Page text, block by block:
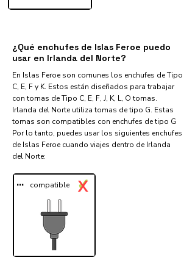
¿Qué enchufes de Islas Feroe puedo
usar en Irlanda del Norte?
En Islas Feroe son comunes los enchufes de Tipo
C, E, F y K. Estos están diseñados para trabajar
con tomas de Tipo C, E, F, J, K, L, O tomas.
Irlanda del Norte utiliza tomas de tipo G. Estas
tomas son compatibles con enchufes de tipo G
Por lo tanto, puedes usar los siguientes enchufes
de Islas Feroe cuando viajes dentro de Irlanda
del Norte:​
... compatible ✓
X